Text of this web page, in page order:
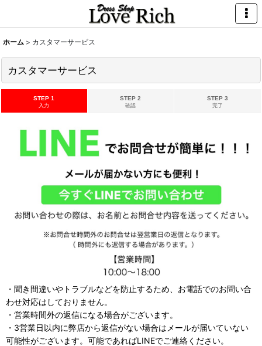
ホーム > カスタマーサービス
カスタマーサービス
STEP 1
入力
STEP 2
確認
STEP 3
完了
・聞き間違いやトラブルなどを防止するため、お電話でのお問い合
わせ対応はしておりません。
・営業時間外の返信になる場合がございます。
・3営業日以内に弊店から返信がない場合はメールが届いていない
可能性がございます。可能であればLINEでご連絡ください。